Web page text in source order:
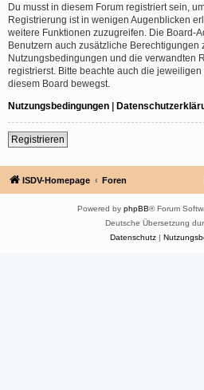
Du musst in diesem Forum registriert sein,
Registrierung ist in wenigen Augenblicken
weitere Funktionen zuzugreifen. Die Board-
Benutzern auch zusätzliche Berechtigungen
Nutzungsbedingungen und die verwandten
registrierst. Bitte beachte auch die
diesem Board bewegst.
Nutzungsbedingungen |
Registrieren
ISDV-Homepage Foren
Powered by phpBB® Forum
Deutsche Übersetzung
Datenschutz|